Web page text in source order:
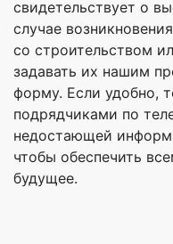
свидетельствует о
случае
со строительством
задавать их нашим
форму. Если удобно,
подрядчиками по
недостающей
чтобы обеспечить
будущее.